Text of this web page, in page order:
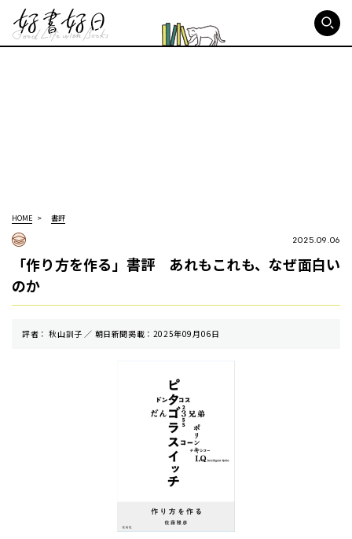
HOME 書評
2025.09.06
「作り方を作る」書評 あれもこれも、なぜ面白い
のか
評者： 秋山訓子 ／ 朝⽇新聞掲載：2025年09月06日